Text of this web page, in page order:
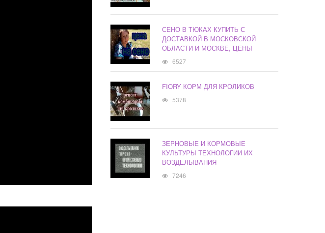
СЕНО В ТЮКАХ КУПИТЬ С
ДОСТАВКОЙ В МОСКОВСКОЙ
ОБЛАСТИ И МОСКВЕ, ЦЕНЫ
6527
FIORY КОРМ ДЛЯ КРОЛИКОВ
5378
ЗЕРНОВЫЕ И КОРМОВЫЕ
КУЛЬТУРЫ ТЕХНОЛОГИИ ИХ
ВОЗДЕЛЫВАНИЯ
7246